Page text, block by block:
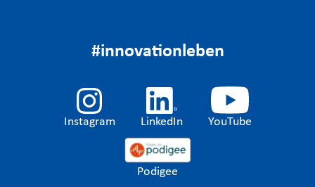
#innovationleben
Instagram LinkedIn YouTube
Podigee